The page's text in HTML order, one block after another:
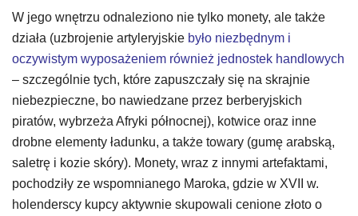
W jego wnętrzu odnaleziono nie tylko monety, ale także
działa (uzbrojenie artyleryjskie było niezbędnym i
oczywistym wyposażeniem również jednostek handlowych
– szczególnie tych, które zapuszczały się na skrajnie
niebezpieczne, bo nawiedzane przez berberyjskich
piratów, wybrzeża Afryki północnej), kotwice oraz inne
drobne elementy ładunku, a także towary (gumę arabską,
saletrę i kozie skóry). Monety, wraz z innymi artefaktami,
pochodziły ze wspomnianego Maroka, gdzie w XVII w.
holenderscy kupcy aktywnie skupowali cenione złoto o